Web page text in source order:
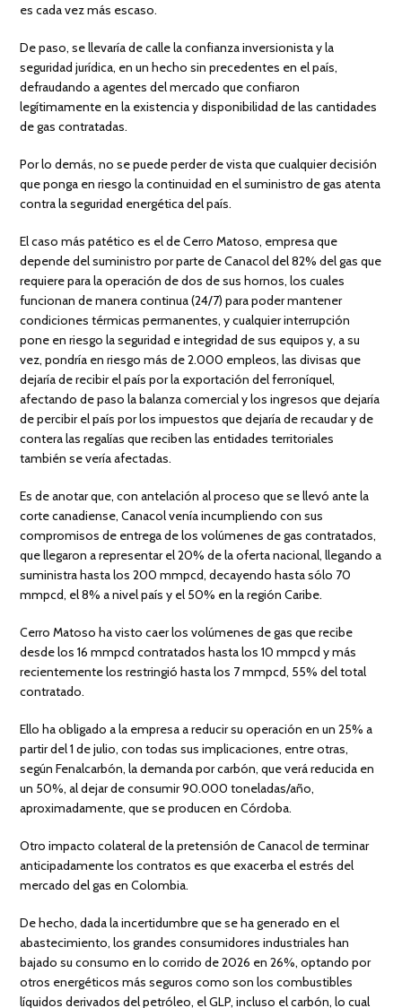
es cada vez más escaso.
De paso, se llevaría de calle la confianza inversionista y la
seguridad jurídica, en un hecho sin precedentes en el país,
defraudando a agentes del mercado que confiaron
legítimamente en la existencia y disponibilidad de las cantidades
de gas contratadas.
Por lo demás, no se puede perder de vista que cualquier decisión
que ponga en riesgo la continuidad en el suministro de gas atenta
contra la seguridad energética del país.
El caso más patético es el de Cerro Matoso, empresa que
depende del suministro por parte de Canacol del 82% del gas que
requiere para la operación de dos de sus hornos, los cuales
funcionan de manera continua (24/7) para poder mantener
condiciones térmicas permanentes, y cualquier interrupción
pone en riesgo la seguridad e integridad de sus equipos y, a su
vez, pondría en riesgo más de 2.000 empleos, las divisas que
dejaría de recibir el país por la exportación del ferroníquel,
afectando de paso la balanza comercial y los ingresos que dejaría
de percibir el país por los impuestos que dejaría de recaudar y de
contera las regalías que reciben las entidades territoriales
también se vería afectadas.
Es de anotar que, con antelación al proceso que se llevó ante la
corte canadiense, Canacol venía incumpliendo con sus
compromisos de entrega de los volúmenes de gas contratados,
que llegaron a representar el 20% de la oferta nacional, llegando a
suministra hasta los 200 mmpcd, decayendo hasta sólo 70
mmpcd, el 8% a nivel país y el 50% en la región Caribe.
Cerro Matoso ha visto caer los volúmenes de gas que recibe
desde los 16 mmpcd contratados hasta los 10 mmpcd y más
recientemente los restringió hasta los 7 mmpcd, 55% del total
contratado.
Ello ha obligado a la empresa a reducir su operación en un 25% a
partir del 1 de julio, con todas sus implicaciones, entre otras,
según Fenalcarbón, la demanda por carbón, que verá reducida en
un 50%, al dejar de consumir 90.000 toneladas/año,
aproximadamente, que se producen en Córdoba.
Otro impacto colateral de la pretensión de Canacol de terminar
anticipadamente los contratos es que exacerba el estrés del
mercado del gas en Colombia.
De hecho, dada la incertidumbre que se ha generado en el
abastecimiento, los grandes consumidores industriales han
bajado su consumo en lo corrido de 2026 en 26%, optando por
otros energéticos más seguros como son los combustibles
líquidos derivados del petróleo, el GLP, incluso el carbón, lo cual